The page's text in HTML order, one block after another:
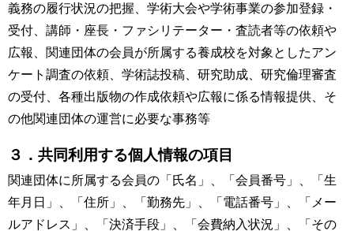
義務の履行状況の把握、学術大会や学術事業の参加登録・
受付、講師・座長・ファシリテーター・査読者等の依頼や
広報、関連団体の会員が所属する養成校を対象としたアン
ケート調査の依頼、学術誌投稿、研究助成、研究倫理審査
の受付、各種出版物の作成依頼や広報に係る情報提供、そ
の他関連団体の運営に必要な事務等
３．共同利用する個人情報の項目
関連団体に所属する会員の「氏名」、「会員番号」、「生
年月日」、「住所」、「勤務先」、「電話番号」、「メー
ルアドレス」、「決済手段」、「会費納入状況」、「その